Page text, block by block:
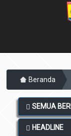
Beranda
SEMUA
HEADLINE